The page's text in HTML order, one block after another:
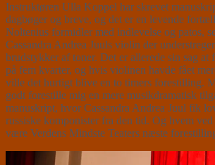
Instruktøren Ulla Koppel har skrevet
dagbøger og breve, og det er en levende
Noltenius formidler med indlevelse og patos,
Cassandra Andrea Juuls violin der
brudstykker af toner. Det er allerede sin sag
på fem kvarter, og hvis violinen havde fået
ville det hurtigt blive en to timers forestilling.
godt forestille mig en mere musikdramatisk
manuskript, hvor Cassandra Andrea Juul fik
russiske komponister fra den tid. Og hvem
være Verdens Mindste Teaters næste